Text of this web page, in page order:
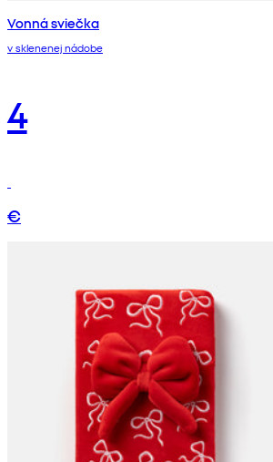
Vonná sviečka
v sklenenej nádobe
4
€